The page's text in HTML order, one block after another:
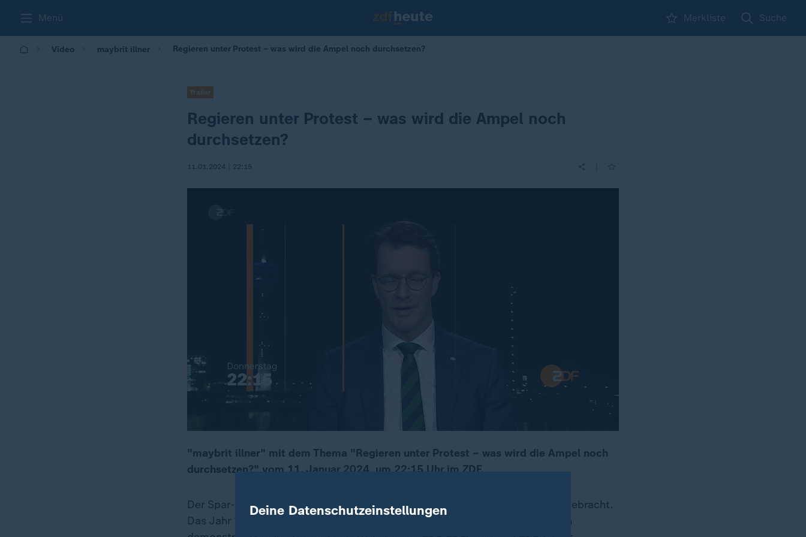
Menü Merkliste Suche
Video maybrit illner Regieren unter Protest – was wird die Ampel noch durchsetzen?
Trailer
Regieren unter Protest – was wird die Ampel noch
durchsetzen?
11.01.2024 | 22:15
00:09 00:20
"maybrit illner" mit dem Thema "Regieren unter Protest – was wird die Ampel noch
durchsetzen?" vom 11. Januar 2024, um 22:15 Uhr im ZDF.
Der Spar-Haushalt der Ampel hat weder der Koalition noch dem Land Ruhe gebracht.
Das Jahr 2024 beginnt mit Demonstrationen, Blockaden und Streiks. Bauern
Deine Datenschutzeinstellungen